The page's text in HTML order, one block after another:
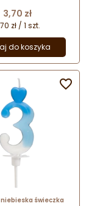
Cena
3,70 zł
zł / 1 szt.
do koszyka
świeczka
